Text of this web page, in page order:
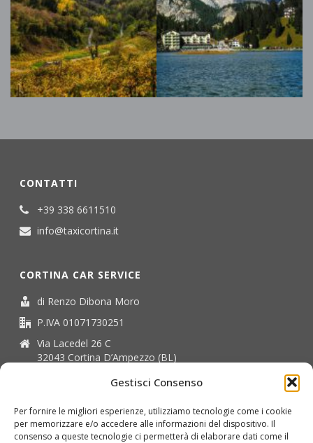
Gestisci Consenso
Per fornire le migliori esperienze, utilizziamo tecnologie come i cookie
per memorizzare e/o accedere alle informazioni del dispositivo. Il
consenso a queste tecnologie ci permetterà di elaborare dati come il
CONTATTI
+39 338 6611510
info@taxicortina.it
CORTINA CAR SERVICE
di Renzo Dibona Moro
P.IVA 01071730251
Via Lacedel 26 C
32043 Cortina D’Ampezzo (BL)
PRIVACY